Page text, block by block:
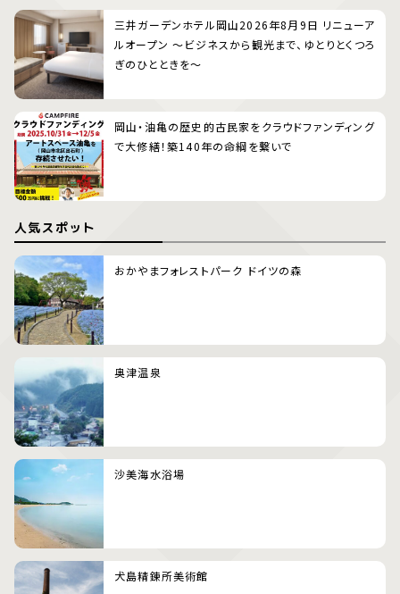
三井ガーデンホテル岡山2026年8月9日 リニューア
ルオープン 〜ビジネスから観光まで、ゆとりとくつろ
ぎのひとときを〜
岡山・油亀の歴史的古民家をクラウドファンディング
で大修繕！築140年の命綱を繋いで
人気スポット
おかやまフォレストパーク ドイツの森
奥津温泉
沙美海水浴場
犬島精錬所美術館